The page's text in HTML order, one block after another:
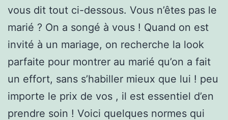
vous dit tout ci-dessous. Vous n’êtes pas le
marié ? On a songé à vous ! Quand on est
invité à un mariage, on recherche la look
parfaite pour montrer au marié qu’on a fait
un effort, sans s’habiller mieux que lui ! peu
importe le prix de vos , il est essentiel d’en
prendre soin ! Voici quelques normes qui